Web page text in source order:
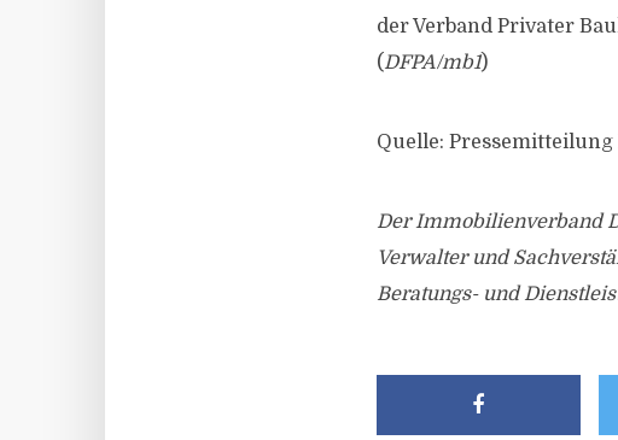
der Verband Privater
(DFPA/mb1)
Quelle: Pressemitteilung
Der Immobilienverband
Verwalter und
Beratungs- und